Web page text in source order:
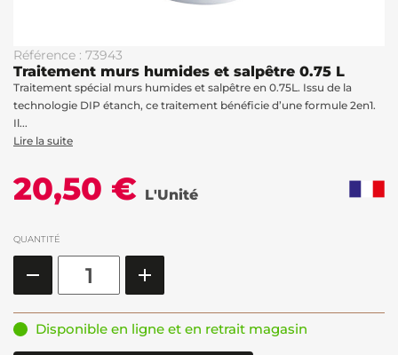
Référence : 73943
Traitement murs humides et salpêtre 0.75 L
Traitement spécial murs humides et salpêtre en 0.75L. Issu de la
technologie DIP étanch, ce traitement bénéficie d’une formule 2en1.
Il...
Lire la suite
20,50 € L'Unité
QUANTITÉ
Disponible en ligne et en retrait magasin